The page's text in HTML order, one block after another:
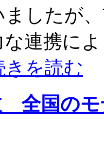
ましたが
な連携に
を読む
全国の